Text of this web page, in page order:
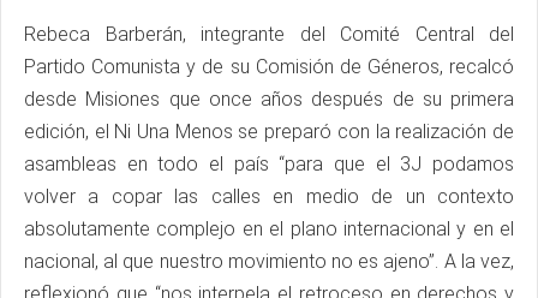
Rebeca Barberán, integrante del Comité Central del
Partido Comunista y de su Comisión de Géneros, recalcó
desde Misiones que once años después de su primera
edición, el Ni Una Menos se preparó con la realización de
asambleas en todo el país “para que el 3J podamos
volver a copar las calles en medio de un contexto
absolutamente complejo en el plano internacional y en el
nacional, al que nuestro movimiento no es ajeno”. A la vez,
reflexionó que “nos interpela el retroceso en derechos y